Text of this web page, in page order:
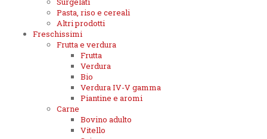
Pasta, riso e cereali
Altri prodotti
Freschissimi
Frutta e verdura
Frutta
Verdura
Bio
Verdura IV-V gamma
Piantine e aromi
Carne
Bovino adulto
Vitello